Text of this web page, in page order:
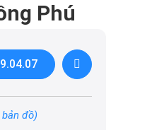
Phú
đồ)